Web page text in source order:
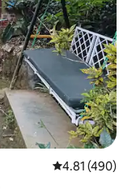
平均评分 4.81
4.81 (490)